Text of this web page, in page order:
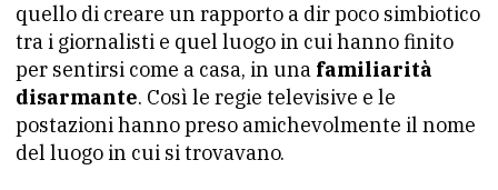
quello di creare un rapporto a dir poco simbiotico
tra i giornalisti e quel luogo in cui hanno finito
per sentirsi come a casa, in una familiarità
disarmante. Così le regie televisive e le
postazioni hanno preso amichevolmente il nome
del luogo in cui si trovavano.